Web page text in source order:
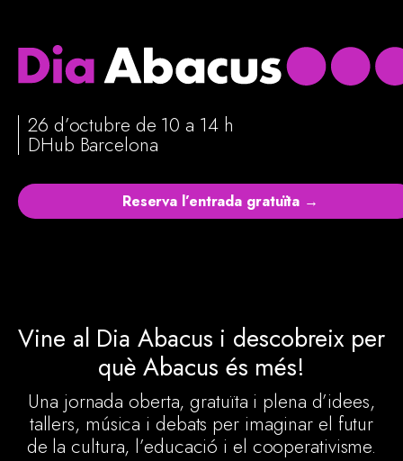
26 d’octubre de 10 a 14 h
DHub Barcelona
Reserva l’entrada gratuïta →
Vine al Dia Abacus i descobreix per
què Abacus és més!
Una jornada oberta, gratuïta i plena d’idees,
tallers, música i debats per imaginar el futur
de la cultura, l’educació i el cooperativisme.